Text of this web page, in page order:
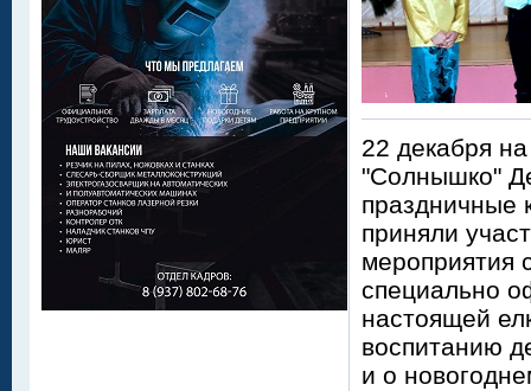
22 декабря
"Солнышко"
праздничные
приняли
мероприятия
специально
настоящей
воспитанию
и о